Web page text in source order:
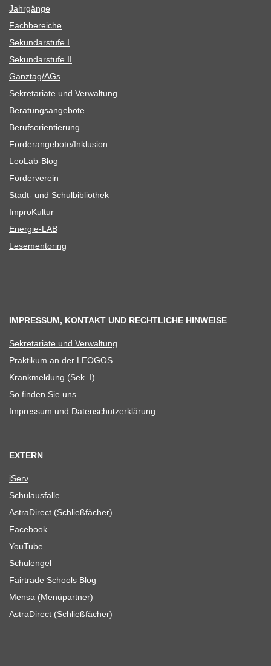
Jahr­gänge
Fach­be­rei­che
Sekun­dar­stufe I
Sekun­dar­stufe II
Ganztag/​​AGs
Sekre­ta­riate und Verwaltung
Bera­tungs­an­ge­bote
Berufs­ori­en­tie­rung
Förderangebote/​​Inklusion
Leo­Lab-Blog
För­der­ver­ein
Stadt- und Schulbibliothek
Impro­Kul­tur
Ener­­gie-LAB
Lese­men­to­ring
IMPRESSUM, KONTAKT UND RECHTLICHE HINWEISE
Sekre­ta­riate und Verwaltung
Prak­ti­kum an der LEOGOS
Krank­mel­dung (Sek. I)
So fin­den Sie uns
Impres­sum und Datenschutzerklärung
EXTERN
iServ
Schul­aus­fälle
Astra­Di­rect (Schließ­fä­cher)
Face­book
You­Tube
Schul­en­gel
Fair­trade Schools Blog
Mensa (Menü­part­ner)
Astra­Di­rect (Schließ­fä­cher)